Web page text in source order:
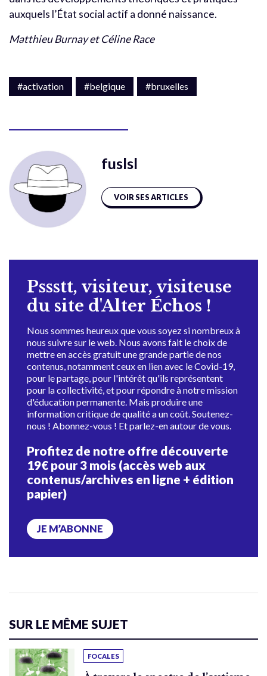
auxquels l’État social actif a donné naissance.
Matthieu Burnay et Céline Race
#activation #belgique #bruxelles
fuslsl
VOIR SES ARTICLES
Pssstt, visiteur, visiteuse
du site d'Alter Échos !
Nous sommes heureux que vous soyez si nombreux à
nous suivre sur le web. Nous avons fait le choix de
mettre en accès gratuit une grande partie de nos
contenus, notamment ceux en lien avec le Covid-19,
pour le partage, pour l'intérêt qu'ils représentent
pour la collectivité, et pour répondre à notre mission
d'éducation permanente. Mais produire une
information critique de qualité a un coût. Soutenez-
nous ! Abonnez-vous ! Et parlez-en autour de vous.
Profitez de notre offre découverte
19€ pour 3 mois (accès web aux
contenus/archives en ligne + édition
papier)
JE M’ABONNE
SUR LE MÊME SUJET
FOCALES